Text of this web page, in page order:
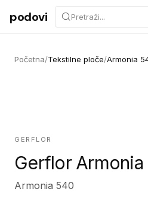
Preskoči na sadržaj
podovi
Početna/Tekstilne ploče/Armonia
GERFLOR
Gerflor
Armonia 540